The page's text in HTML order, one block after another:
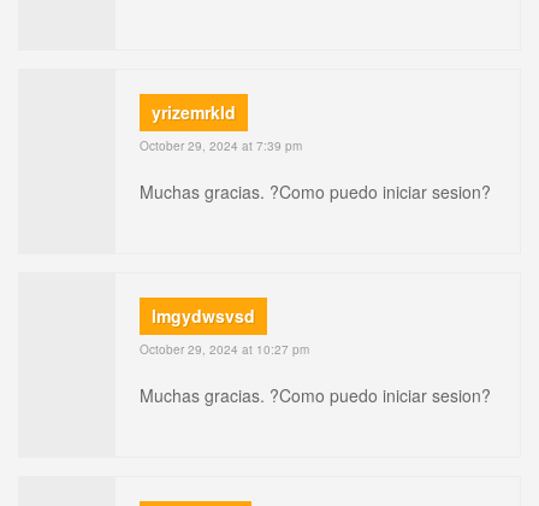
yrizemrkld
October 29, 2024 at 7:39 pm
Muchas gracias. ?Como puedo iniciar sesion?
lmgydwsvsd
October 29, 2024 at 10:27 pm
Muchas gracias. ?Como puedo iniciar sesion?